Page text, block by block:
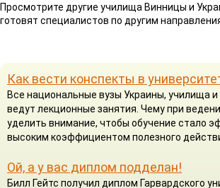
Просмотрите другие училища Винницы и
готовят специалистов по другим
Как вести конспекты в
Все национальные вузы Украины, училища и
ведут лекционные занятия. Чему при
уделить внимание, чтобы обучение стало
высоким коэффициентом полезного
Ой, а у вас диплом подделан!
Билл Гейтс получил диплом Гарвардского